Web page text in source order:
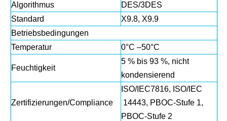
Algorithmus
DES/3DES
Standard
X9.8, X9.9
Betriebsbedingungen
Temperatur
0°C –50°C
Feuchtigkeit
5 % bis 93 %, nicht
kondensierend
Zertifizierungen/Compliance
ISO/IEC7816, ISO/IEC
14443, PBOC-Stufe 1,
PBOC-Stufe 2